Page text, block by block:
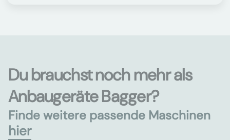
Du brauchst noch mehr als
Anbaugeräte Bagger?
Finde weitere passende Maschinen
hier